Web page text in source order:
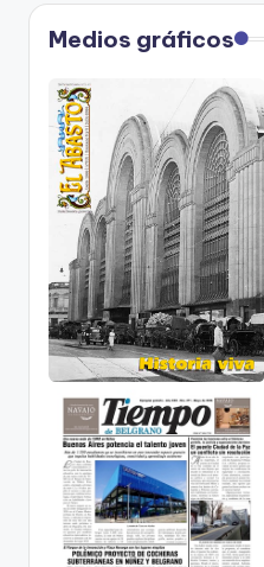
Medios gráficos